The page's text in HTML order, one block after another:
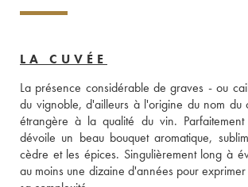
LA CUVÉE
La présence considérable de graves - ou
du vignoble, d'ailleurs à l'origine du nom du
étrangère à la qualité du vin.
dévoile un beau bouquet aromatique,
cèdre et les épices. Singulièrement long à
au moins une dizaine d'années pour